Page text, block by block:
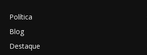
Política
Blog
Destaque